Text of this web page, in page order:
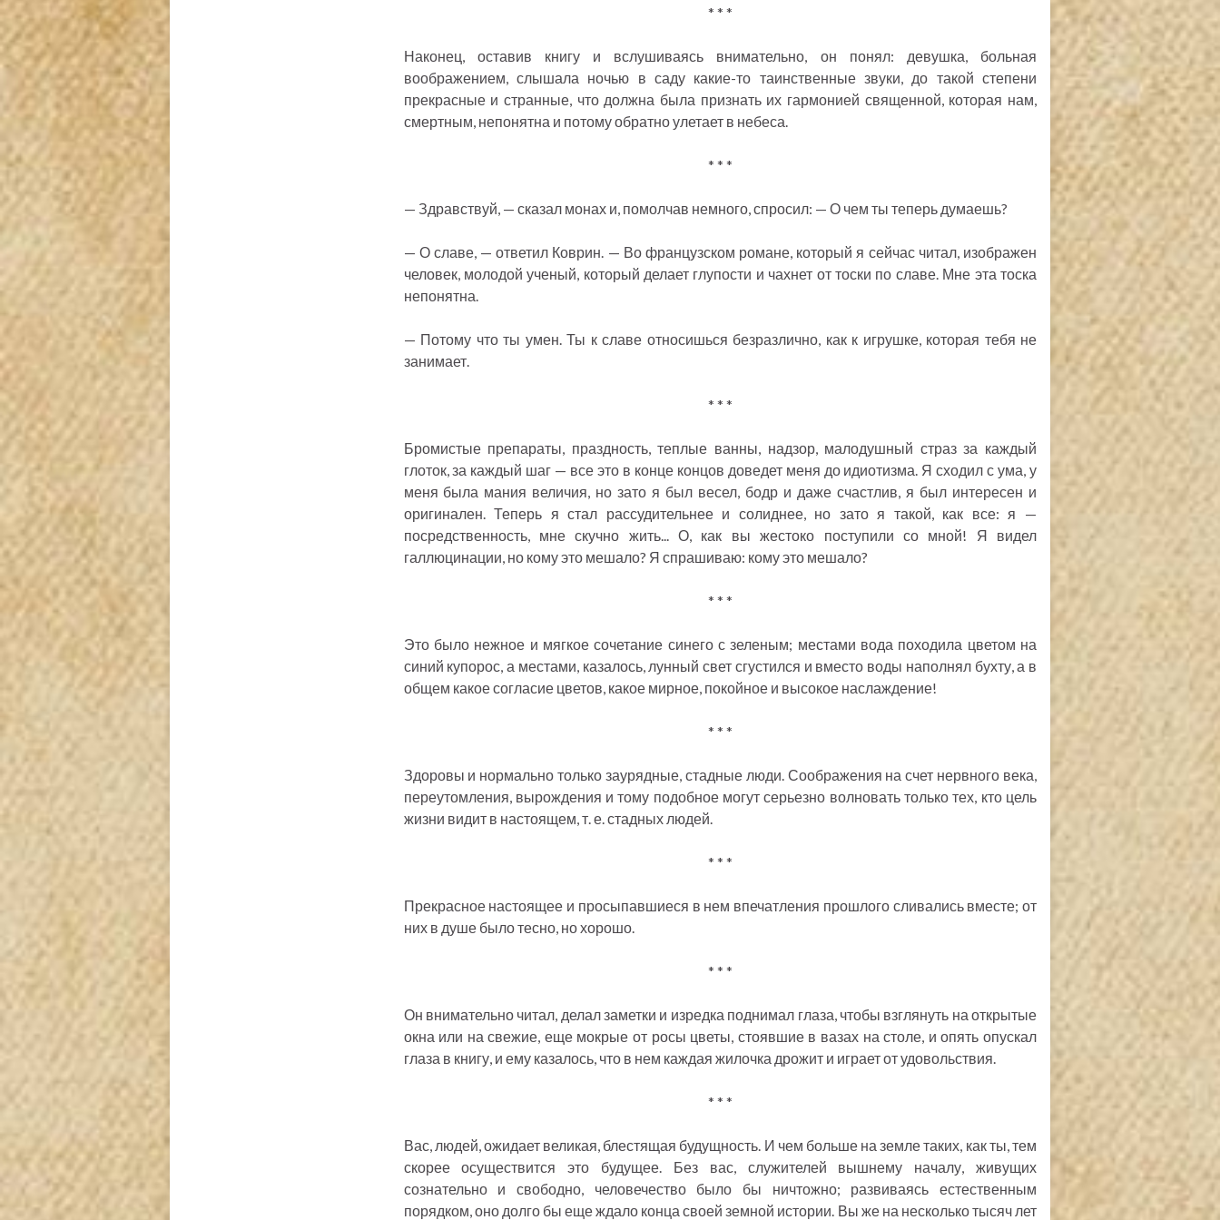
* * *
Наконец, оставив книгу и вслушиваясь внимательно, он понял: девушка, больная
воображением, слышала ночью в саду какие-то таинственные звуки, до такой степени
прекрасные и странные, что должна была признать их гармонией священной, которая нам,
смертным, непонятна и потому обратно улетает в небеса.
* * *
— Здравствуй, — сказал монах и, помолчав немного, спросил: — О чем ты теперь думаешь?
— О славе, — ответил Коврин. — Во французском романе, который я сейчас читал, изображен
человек, молодой ученый, который делает глупости и чахнет от тоски по славе. Мне эта тоска
непонятна.
— Потому что ты умен. Ты к славе относишься безразлично, как к игрушке, которая тебя не
занимает.
* * *
Бромистые препараты, праздность, теплые ванны, надзор, малодушный страз за каждый
глоток, за каждый шаг — все это в конце концов доведет меня до идиотизма. Я сходил с ума, у
меня была мания величия, но зато я был весел, бодр и даже счастлив, я был интересен и
оригинален. Теперь я стал рассудительнее и солиднее, но зато я такой, как все: я —
посредственность, мне скучно жить... О, как вы жестоко поступили со мной! Я видел
галлюцинации, но кому это мешало? Я спрашиваю: кому это мешало?
* * *
Это было нежное и мягкое сочетание синего с зеленым; местами вода походила цветом на
синий купорос, а местами, казалось, лунный свет сгустился и вместо воды наполнял бухту, а в
общем какое согласие цветов, какое мирное, покойное и высокое наслаждение!
* * *
Здоровы и нормально только заурядные, стадные люди. Соображения на счет нервного века,
переутомления, вырождения и тому подобное могут серьезно волновать только тех, кто цель
жизни видит в настоящем, т. е. стадных людей.
* * *
Прекрасное настоящее и просыпавшиеся в нем впечатления прошлого сливались вместе; от
них в душе было тесно, но хорошо.
* * *
Он внимательно читал, делал заметки и изредка поднимал глаза, чтобы взглянуть на открытые
окна или на свежие, еще мокрые от росы цветы, стоявшие в вазах на столе, и опять опускал
глаза в книгу, и ему казалось, что в нем каждая жилочка дрожит и играет от удовольствия.
* * *
Вас, людей, ожидает великая, блестящая будущность. И чем больше на земле таких, как ты, тем
скорее осуществится это будущее. Без вас, служителей вышнему началу, живущих
сознательно и свободно, человечество было бы ничтожно; развиваясь естественным
порядком, оно долго бы еще ждало конца своей земной истории. Вы же на несколько тысяч лет